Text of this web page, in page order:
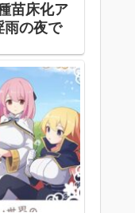
苗床化ア
雨の夜で